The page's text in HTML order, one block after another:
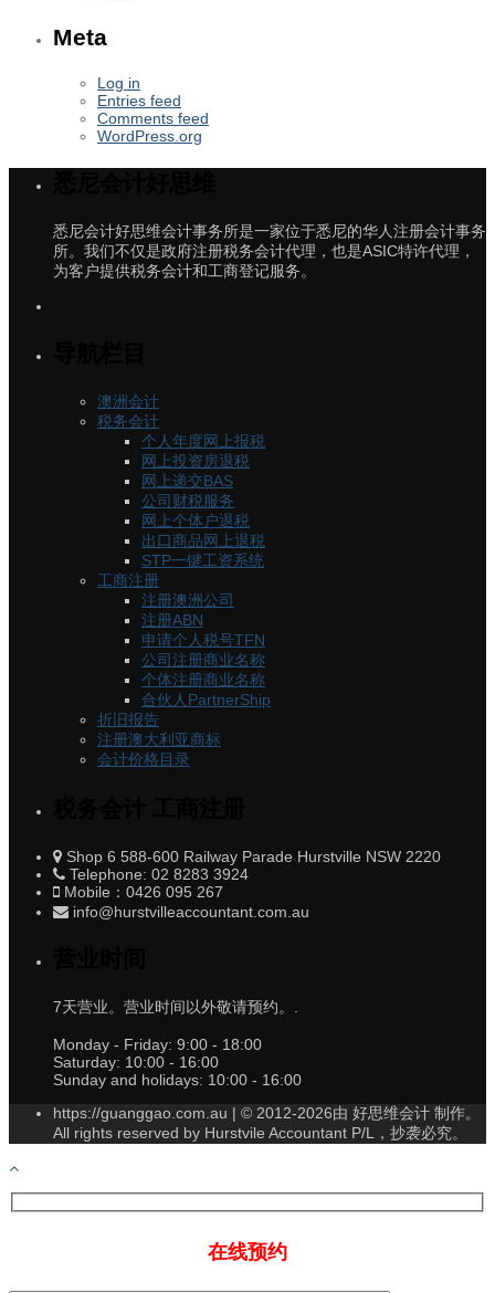
Meta
Log in
Entries feed
Comments feed
WordPress.org
悉尼会计好思维会计事务所是一家位于悉尼的华人注册会计事务
所。我们不仅是政府注册税务会计代理，也是ASIC特许代理，
为客户提供税务会计和工商登记服务。
澳洲会计
税务会计
个人年度网上报税
网上投资房退税
网上递交BAS
公司财税服务
网上个体户退税
出口商品网上退税
STP一键工资系统
工商注册
注册澳洲公司
注册ABN
申请个人税号TFN
公司注册商业名称
个体注册商业名称
合伙人PartnerShip
折旧报告
注册澳大利亚商标
会计价格目录
Shop 6 588-600 Railway Parade Hurstville NSW 2220
Telephone: 02 8283 3924
Mobile：0426 095 267
info@hurstvilleaccountant.com.au
7天营业。营业时间以外敬请预约。.
Monday - Friday: 9:00 - 18:00
Saturday: 10:00 - 16:00
Sunday and holidays: 10:00 - 16:00
https://guanggao.com.au | © 2012-2026由 好思维会计 制作。
All rights reserved by Hurstvile Accountant P/L，抄袭必究。
在线预约